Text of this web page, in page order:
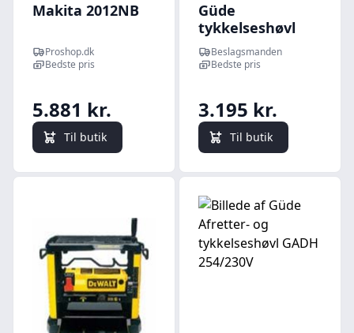
Makita 2012NB
Proshop.dk
Bedste pris
5.881 kr.
Til butik
Güde
tykkelseshøvl
GDH 330
Beslagsmanden
Bedste pris
3.195 kr.
Til butik